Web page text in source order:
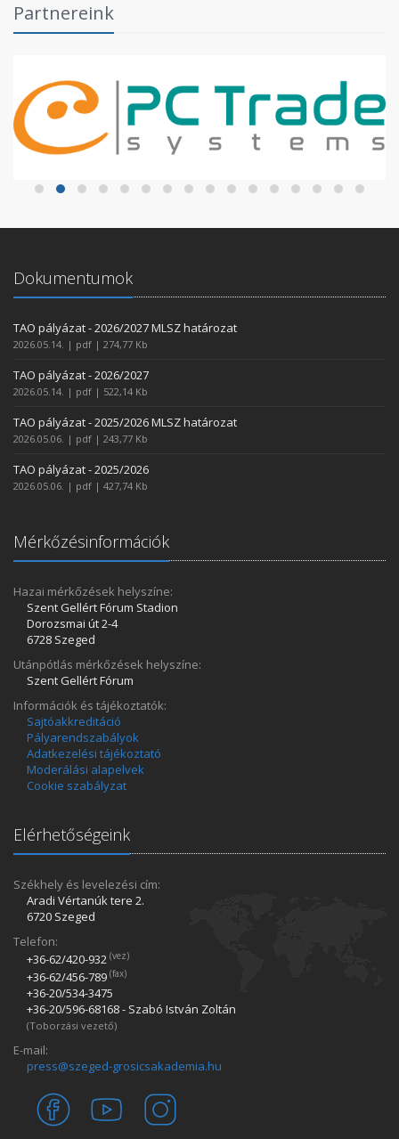
Partnereink
Dokumentumok
TAO pályázat - 2026/2027 MLSZ határozat
2026.05.14. | pdf | 274,77 Kb
TAO pályázat - 2026/2027
2026.05.14. | pdf | 522,14 Kb
TAO pályázat - 2025/2026 MLSZ határozat
2026.05.06. | pdf | 243,77 Kb
TAO pályázat - 2025/2026
2026.05.06. | pdf | 427,74 Kb
Mérkőzésinformációk
Hazai mérkőzések helyszíne:
Szent Gellért Fórum Stadion
Dorozsmai út 2-4
6728 Szeged
Utánpótlás mérkőzések helyszíne:
Szent Gellért Fórum
Információk és tájékoztatók:
Sajtóakkreditáció
Pályarendszabályok
Adatkezelési tájékoztató
Moderálási alapelvek
Cookie szabályzat
Elérhetőségeink
Székhely és levelezési cím:
Aradi Vértanúk tere 2.
6720 Szeged
Telefon:
+36-62/420­-932 (vez)
+36-62/456­-789 (fax)
+36-20/534­-3475
+36-20/596­-68168 - Szabó István Zoltán
(Toborzási vezető)
E-mail:
press@szeged-grosicsakademia.hu